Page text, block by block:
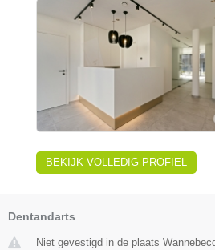
BEKIJK VOLLEDIG PROFIEL
Dentandarts
Niet gevestigd in de plaats